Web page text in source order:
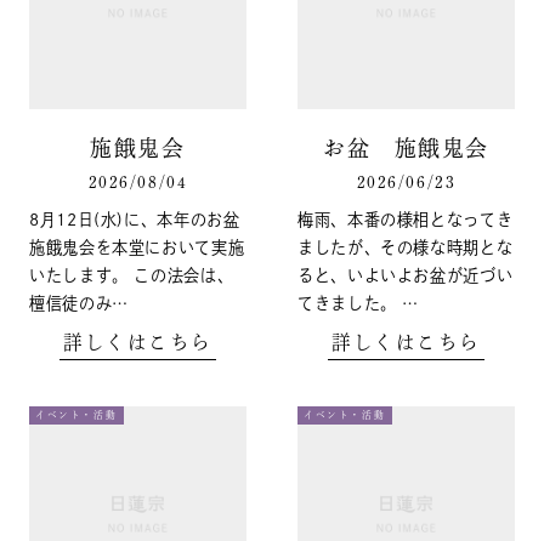
施餓鬼会
2026/08/04
8月12日(水)に、本年のお盆
施餓鬼会を本堂において実施
いたします。 この法会は、
檀信徒のみ…
詳しくはこちら
お盆 施餓鬼会
2026/06/23
梅雨、本番の様相となってき
ましたが、その様な時期とな
ると、いよいよお盆が近づい
てきました。 …
詳しくはこちら
イベント・活動 イベント・活動